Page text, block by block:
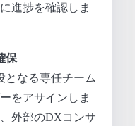
進捗を確認しま
保
となる専任チーム
をアサインしま
外部のDXコンサ